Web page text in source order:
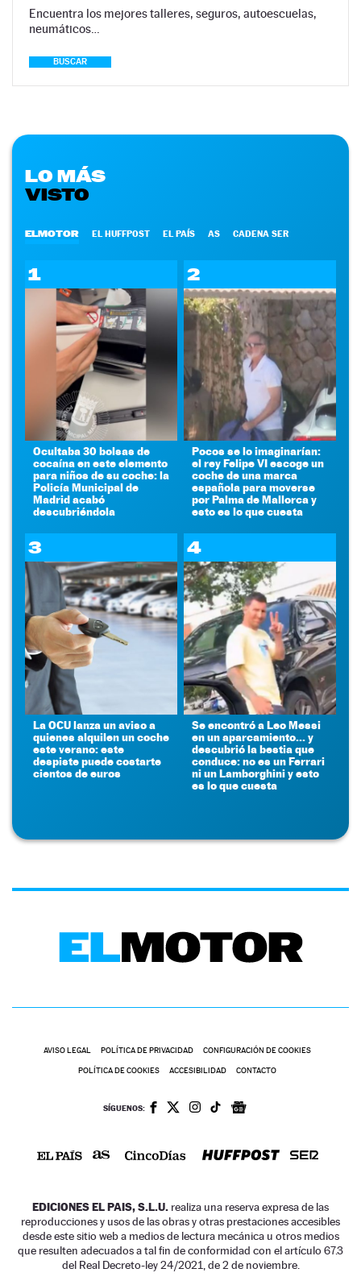
Encuentra los mejores talleres, seguros, autoescuelas,
neumáticos…
BUSCAR
LO MÁS
VISTO
ELMOTOR EL HUFFPOST EL PAÍS AS CADENA SER
1
Ocultaba 30 bolsas de
cocaína en este elemento
para niños de su coche: la
Policía Municipal de
Madrid acabó
descubriéndola
2
Pocos se lo imaginarían:
el rey Felipe VI escoge un
coche de una marca
española para moverse
por Palma de Mallorca y
esto es lo que cuesta
3
La OCU lanza un aviso a
quienes alquilen un coche
este verano: este
despiste puede costarte
cientos de euros
4
Se encontró a Leo Messi
en un aparcamiento... y
descubrió la bestia que
conduce: no es un Ferrari
ni un Lamborghini y esto
es lo que cuesta
AVISO LEGAL POLÍTICA DE PRIVACIDAD CONFIGURACIÓN DE COOKIES
POLÍTICA DE COOKIES ACCESIBILIDAD CONTACTO
SÍGUENOS:
EDICIONES EL PAIS, S.L.U. realiza una reserva expresa de las
reproducciones y usos de las obras y otras prestaciones accesibles
desde este sitio web a medios de lectura mecánica u otros medios
que resulten adecuados a tal fin de conformidad con el artículo 67.3
del Real Decreto-ley 24/2021, de 2 de noviembre.